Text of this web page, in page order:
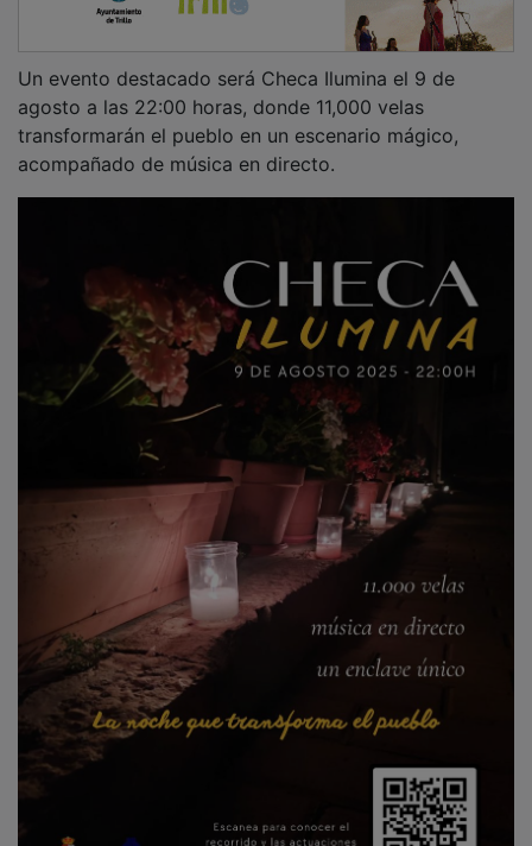
agosto a las 22:00 horas, donde 11,000 velas
transformarán el pueblo en un escenario mágico,
acompañado de música en directo.